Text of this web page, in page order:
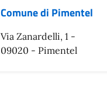
Comune di Pimentel
Via Zanardelli, 1 -
09020 - Pimentel